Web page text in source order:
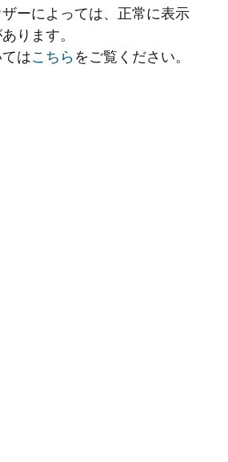
ーによっては、正常に表示
ります。
はこちら をご覧ください。